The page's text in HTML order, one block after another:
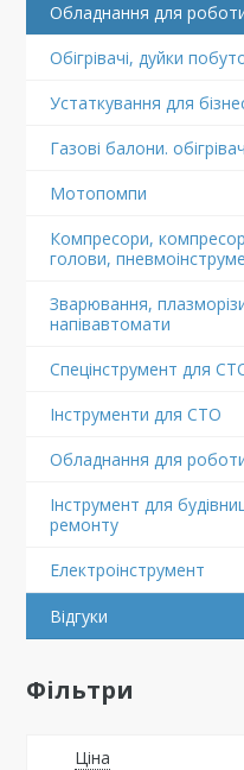
Обладнання для
Обігрівачі, дуйки
Устаткування для
Газові балони.
Мотопомпи
Компресори,
голови,
Зварювання,
напівавтомати
Спецінструмент для
Інструменти для СТО
Обладнання для
Інструмент для
ремонту
Електроінструмент
Відгуки
Фільтри
Ціна